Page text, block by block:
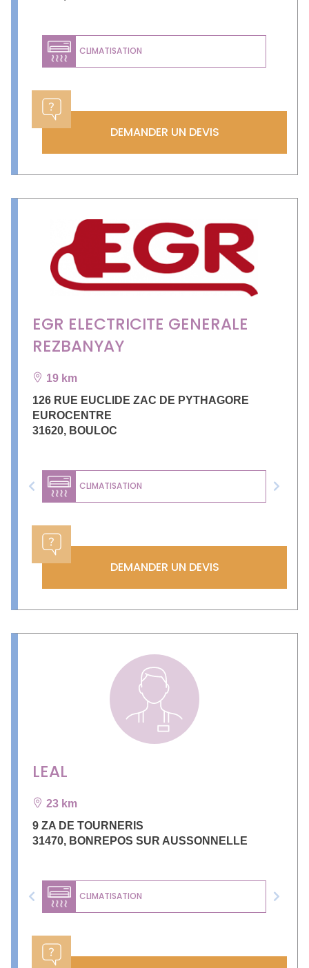
CLIMATISATION
DEMANDER UN DEVIS
EGR ELECTRICITE GENERALE
REZBANYAY
19 km
126 RUE EUCLIDE ZAC DE PYTHAGORE
EUROCENTRE
31620, BOULOC
CLIMATISATION
Previous Next
DEMANDER UN DEVIS
LEAL
23 km
9 ZA DE TOURNERIS
31470, BONREPOS SUR AUSSONNELLE
CLIMATISATION
Previous Next